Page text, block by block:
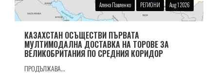
Алена Павленко РЕГИОНИ Aug 1 2026
КАЗАХСТАН ОСЪЩЕСТВИ ПЪРВАТА
МУЛТИМОДАЛНА ДОСТАВКА НА ТОРОВЕ ЗА
ВЕЛИКОБРИТАНИЯ ПО СРЕДНИЯ КОРИДОР
ПРОДЪЛЖАВА...